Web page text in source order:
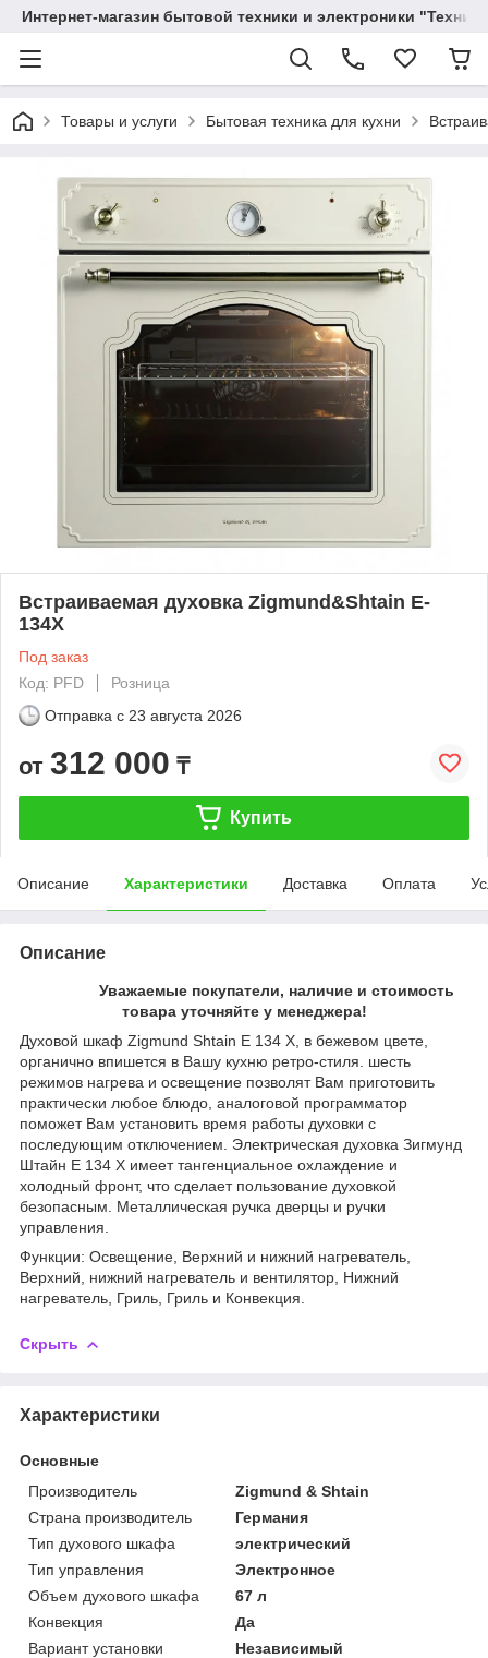
Интернет-магазин бытовой техники и электроники
Товары и услуги Бытовая техника для кухни
Встраиваемая духовка Zigmund&Shtain E-
134X
Под заказ
Код: PFD
Розница
Отправка с 23 августа 2026
от 312 000 ₸
Купить
Описание Характеристики Доставка Оплата
Описание
Уважаемые покупатели, наличие и стоимость
товара уточняйте у менеджера!
Духовой шкаф Zigmund Shtain E 134 X, в бежевом цвете,
органично впишется в Вашу кухню ретро-стиля. шесть
режимов нагрева и освещение позволят Вам приготовить
практически любое блюдо, аналоговой программатор
поможет Вам установить время работы духовки с
последующим отключением. Электрическая духовка Зигмунд
Штайн E 134 X имеет тангенциальное охлаждение и
холодный фронт, что сделает пользование духовкой
безопасным. Металлическая ручка дверцы и ручки
управления.
Функции: Освещение, Верхний и нижний нагреватель,
Верхний, нижний нагреватель и вентилятор, Нижний
нагреватель, Гриль, Гриль и Конвекция.
Скрыть
Характеристики
Основные
Производитель
Zigmund & Shtain
Страна производитель
Германия
Тип духового шкафа
электрический
Тип управления
Электронное
Объем духового шкафа
67 л
Конвекция
Да
Вариант установки
Независимый